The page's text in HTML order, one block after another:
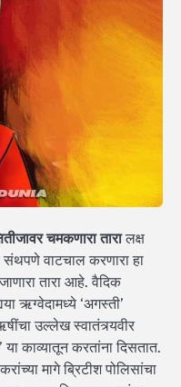
चमकणारा तारालक्ष
वाटचाल करणारा हा
तारा आहे. वैदिक
ऋग्वेदामध्ये ‘अगस्ती’
उल्लेख स्वातंत्र्यवीर
काव्यातून करतांना दिसतात.
मागे ब्रिटीश पोलिसांचा